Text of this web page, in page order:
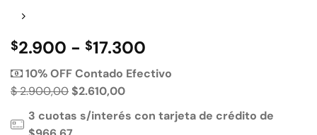
$2.900 - $17.300
de
precios:
$2.900
10% OFF Contado Efectivo
$ 2.900,00 $2.610,00
3 cuotas s/interés con tarjeta de crédito de